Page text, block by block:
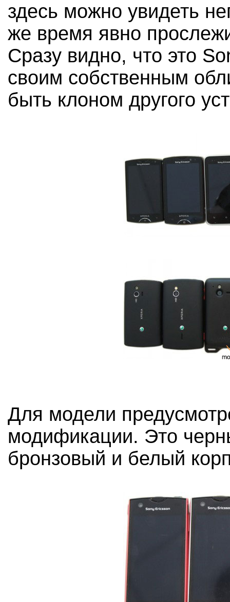
здесь можно увидеть
же время явно
Сразу видно, что это
своим собственным
быть клоном другого
Для модели
модификации. Это
бронзовый и белый